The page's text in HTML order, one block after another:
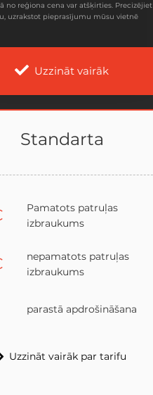
no reģiona cena var atšķirties. Precizējiet
uzrakstot pieprasījumu mūsu vietnē
Uzzināt vairāk
Standarta
Pamatots patruļas
izbraukums
nepamatots patruļas
izbraukums
parastā apdrošināšana
Uzzināt vairāk par tarifu
no reģiona cena var atšķirties. Precizējiet
uzrakstot pieprasījumu mūsu vietnē
Uzzināt vairāk
Standarta
Pamatots patruļas
izbraukums
nepamatots patruļas
izbraukums
parastā apdrošināšana
Uzzināt vairāk par tarifu